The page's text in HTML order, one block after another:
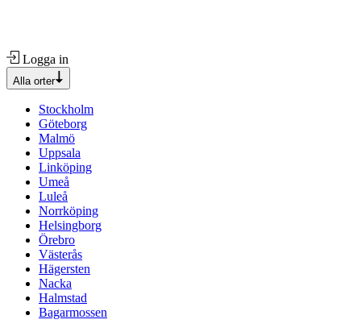
Logga in
Alla orter
Stockholm
Göteborg
Malmö
Uppsala
Linköping
Umeå
Luleå
Norrköping
Helsingborg
Örebro
Västerås
Hägersten
Nacka
Halmstad
Bagarmossen